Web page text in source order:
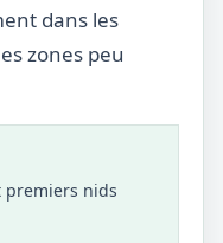
dans les
zones peu
premiers nids